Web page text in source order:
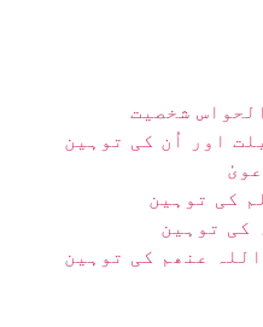
شخصیت
اور اُن کی توہین
کی توہین
کی توہین
عنھم کی توہین